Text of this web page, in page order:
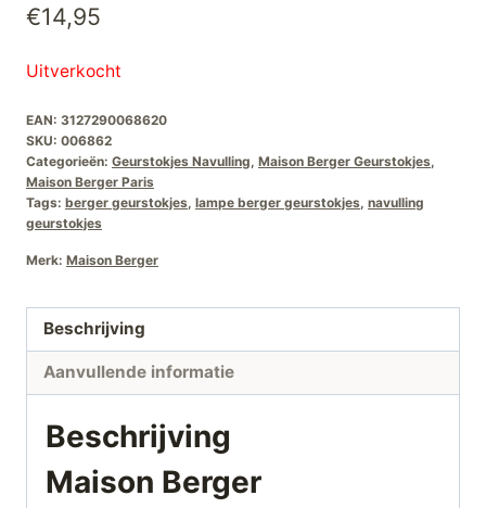
€14,95
Uitverkocht
EAN: 3127290068620
SKU: 006862
Categorieën: Geurstokjes Navulling, Maison Berger Geurstokjes,
Maison Berger Paris
Tags: berger geurstokjes, lampe berger geurstokjes, navulling
geurstokjes
Merk: Maison Berger
Beschrijving
Aanvullende informatie
Beschrijving
Maison Berger